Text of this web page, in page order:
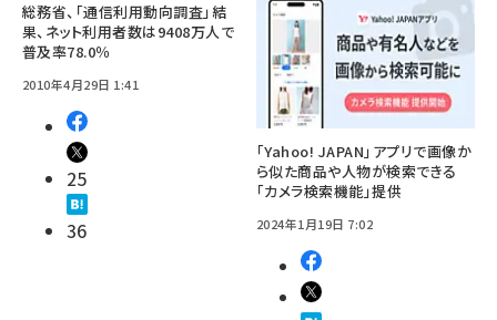
総務省、「通信利用動向調査」結
果、ネット利用者数は9408万人で
普及率78.0％
2010年4月29日 1:41
25
36
「Yahoo! JAPAN」アプリで画像か
ら似た商品や人物が検索できる
「カメラ検索機能」提供
2024年1月19日 7:02